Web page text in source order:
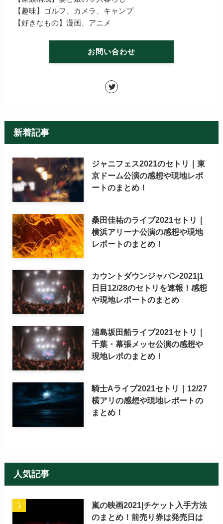
【趣味】ゴルフ、カメラ、キャンプ
【好きなもの】漫画、アニメ
お問い合わせ
新着記事
ジャニフェス2021のセトリ｜東
京ドーム公演の感想や現地レポ
ートのまとめ！
桑田佳祐のライブ2021セトリ｜
横浜アリーナ公演の感想や現地
レポートのまとめ！
カウントダウンジャパン2021|1
日目12/28のセトリを速報！感想
や現地レポートのまとめ
浦島坂田船ライブ2021セトリ｜
千葉・幕張メッセ公演の感想や
現地レポのまとめ！
騎士Aライブ2021セトリ｜12/27
横アリの感想や現地レポートの
まとめ！
人気記事
嵐の映画2021|チケット入手方法
のまとめ！前売り券は発売日は